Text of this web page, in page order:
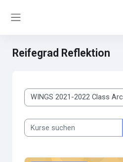
Reifegrad Reflektion
Kursbereiche
Kurse suchen